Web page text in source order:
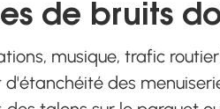
de bruits
musique, trafic
des